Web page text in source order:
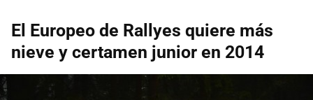
El Europeo de Rallyes quiere más
nieve y certamen junior en 2014